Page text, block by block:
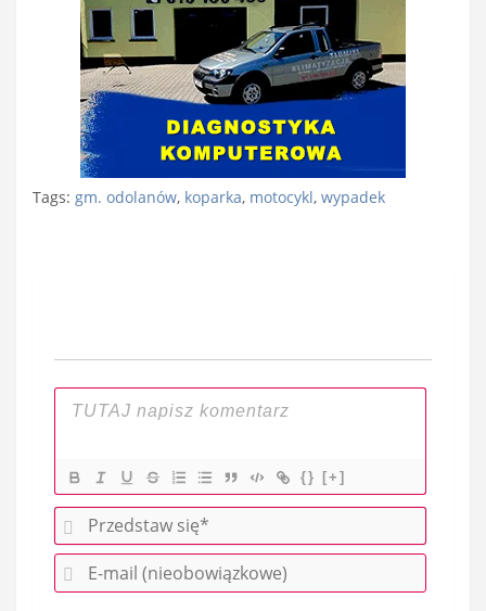
Tags: gm. odolanów, koparka, motocykl, wypadek
{} [+]
P
r
e
E
-